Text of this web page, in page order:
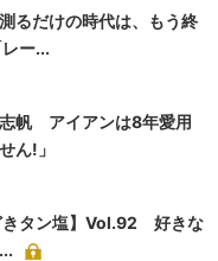
るだけの時代は、もう終
ー...
志帆 アイアンは8年愛用
ん!」
きタン塩】Vol.92 好きな